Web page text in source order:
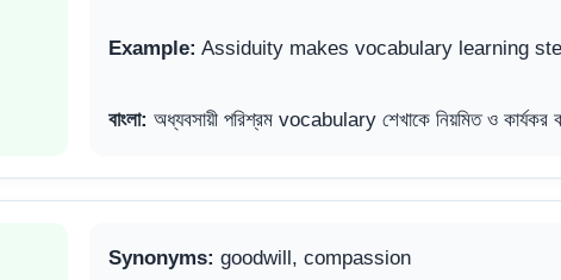
Example: Assiduity makes vocabulary learning
বাংলা: অধ্যবসায়ী পরিশ্রম vocabulary শেখাকে নিয়মিত ও কার্যকর
Synonyms: goodwill, compassion